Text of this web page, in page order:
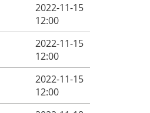
2022-11-15
12:00
2022-11-15
12:00
2022-11-15
12:00